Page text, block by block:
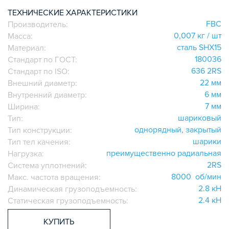
ИГОЛЬЧАТЫЕ РОЛИКОВЫЕ
ЛИНЕЙНЫЕ СОЕДИНИТЕЛИ
ДОПОЛНИТЕЛЬНАЯ ОБРАБОТКА
ПАРАЛЛЕЛЬНЫЕ СОЕДИНИТЕЛИ
ПРОМЫШЛЕННАЯ МЕБЕЛЬ
СИСТЕМА ЛЕСТНИЦ И ПЛАТФОРМ
БЫСТРЫЕ СОЕДИНИТЕЛИ
ВИНТОВЫЕ СОЕДИНИТЕЛИ И ВТУЛКИ
ШАРНИРНЫЕ И ПОДВИЖНЫЕ СОЕДИНИТЕЛИ
НАБОРЫ
ПЕТЛИ, РУЧКИ, ЗАМКИ, ЗАЩЕЛКИ
ЭЛЕМЕНТЫ ДЛЯ КРЕПЛЕНИЯ КАБЕЛЕЙ,
ПАНЕЛЕЙ, ЛИСТА, СЕТКИ
ОПОРЫ, ПОДВЕСЫ
КОМПОНЕНТЫ ДЛЯ КОНВЕЙЕРОВ
ТЕХНИЧЕСКИЕ ХАРАКТЕРИСТИКИ
Производитель:
FBC
Масса:
0,007 кг / шт
Материал:
сталь SHX15
Стандарт по ГОСТ:
180036
Стандарт по ISO:
636 2RS
Внешний диаметр:
22 мм
Внутренний диаметр:
6 мм
Ширина:
7 мм
Тип:
шариковый
Тип конструкции:
однорядный, закрытый
Тип тел качения:
шарики
Нагрузка:
преимущественно радиальная
Система уплотнений:
2RS
Макс. частота вращения:
8000 об/мин
Динамическая грузоподъемность:
2.8 кН
Статическая грузоподъемность:
2.4 кН
КУПИТЬ